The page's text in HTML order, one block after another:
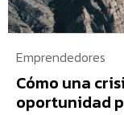
Emprendedores
Cómo una
oportunidad